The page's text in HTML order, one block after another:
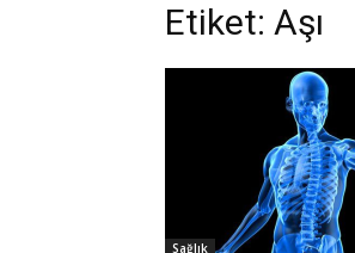
Etiket: Aşı
Sağlık